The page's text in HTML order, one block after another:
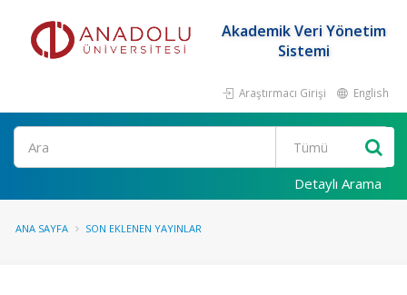
Akademik Veri Yönetim
Sistemi
Araştırmacı Girişi English
Ara
Detaylı Arama
ANA SAYFA SON EKLENEN YAYINLAR